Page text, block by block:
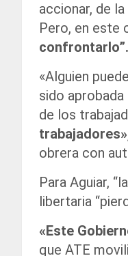
accionar, de
Pero, en este
confrontarlo”.
«Alguien
sido
de los
obrera con
Para Aguiar,
libertaria
«Este
que ATE